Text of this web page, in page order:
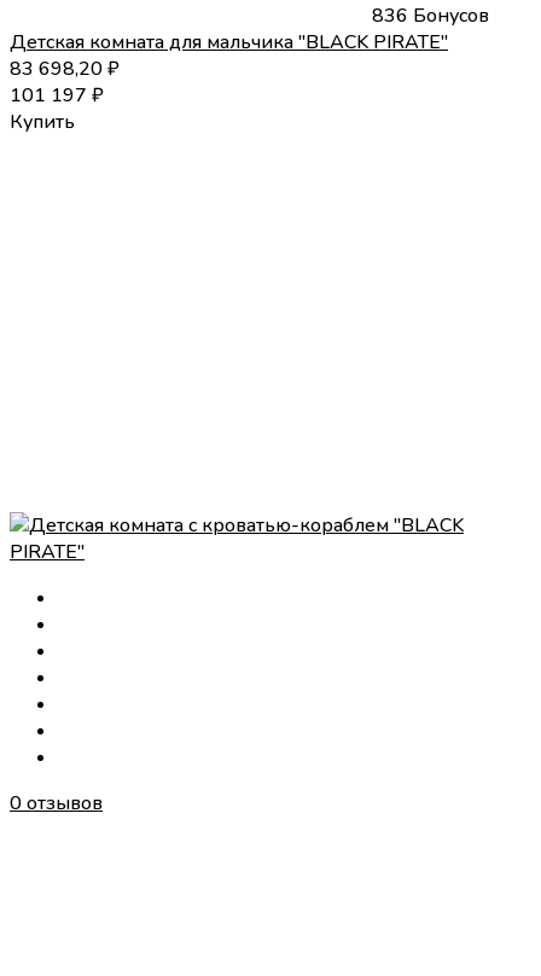
836 Бонусов
Детская комната для мальчика "BLACK PIRATE"
83 698,20₽
101 197 ₽
Купить
0 отзывов